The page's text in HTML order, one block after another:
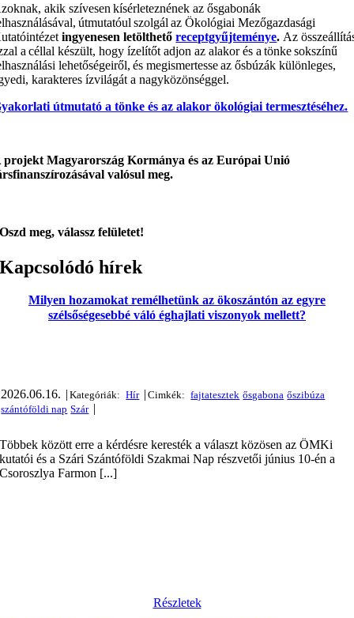
akik szívesen kísérleteznének az ősgabonák
útmutatóul szolgál az Ökológiai Mezőgazdasági
ingyenesen letölthetőreceptgyűjteménye. Az
a céllal készült, hogy ízelítőt adjon az alakor és a tönke sokszínű
lehetőségeiről, és megismertesse az ősbúzák különleges,
karakteres ízvilágát a nagyközönséggel.
útmutató a tönke és az alakor ökológiai termesztéséhez.
projekt Magyarország Kormánya és az Európai Unió
valósul meg.
Oszd meg, válassz felületet!
Kapcsolódó hírek
Milyen hozamokat remélhetünk az ökoszántón az egyre
szélsőségesebbé váló éghajlati viszonyok mellett?
2026.06.16. |
|
|
Többek között erre a kérdésre keresték a választ közösen az ÖMKi
kutatói és a Szári Szántóföldi Szakmai Nap részvetői június 10-én a
Csoroszlya Farmon [...]
Részletek